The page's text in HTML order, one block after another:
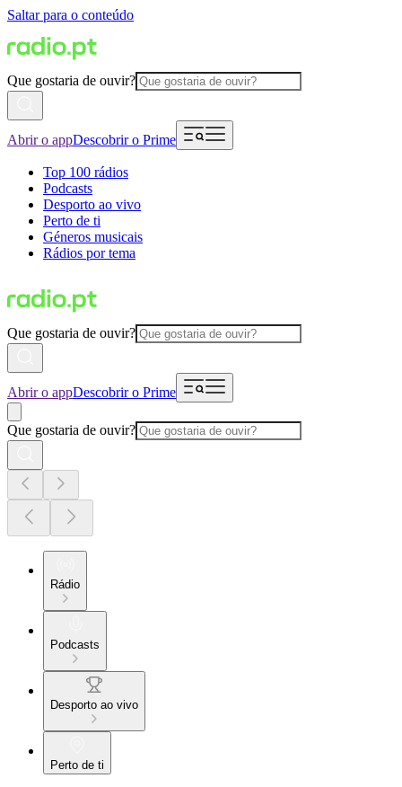
Saltar para o conteúdo
Que gostaria de ouvir?
Abrir o appDescobrir o Prime
Top 100 rádios
Podcasts
Desporto ao vivo
Perto de ti
Géneros musicais
Rádios por tema
Que gostaria de ouvir?
Abrir o appDescobrir o Prime
Que gostaria de ouvir?
Rádio
Podcasts
Desporto ao vivo
Perto de ti